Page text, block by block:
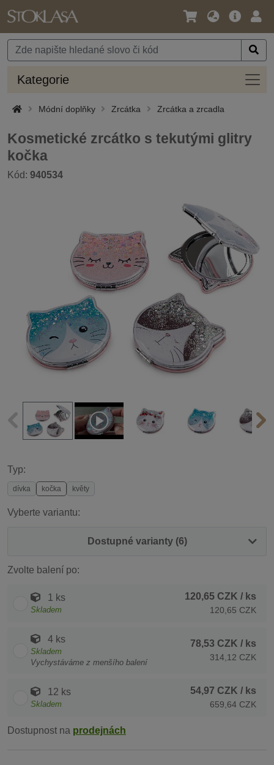
Jazyk
Měna
Hlavní
Kategorie
Módní doplňky Zrcátka Zrcátka a zrcadla
Kosmetické zrcátko s tekutými glitry
kočka
Kód: 940534
Typ:
dívka kočka květy
Vyberte variantu:
Dostupné varianty (6)
Zvolte balení po:
1 ks
Skladem
120,65 CZK / ks
120,65 CZK
4 ks
Skladem
Vychystáváme z menšího balení
78,53 CZK / ks
314,12 CZK
12 ks
Skladem
54,97 CZK / ks
659,64 CZK
Dostupnost na prodejnách